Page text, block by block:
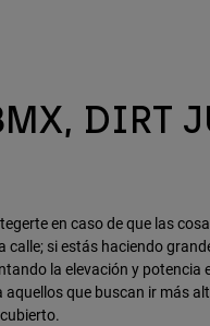
DIRT
en caso de que las
si estás haciendo
la elevación y
que buscan ir más